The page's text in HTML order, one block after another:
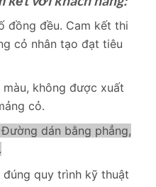
đồng đều. Cam kết thi
cỏ nhân tạo đạt tiêu
không được xuất
cỏ.
dán bằng phẳng,
quy trình kỹ thuật